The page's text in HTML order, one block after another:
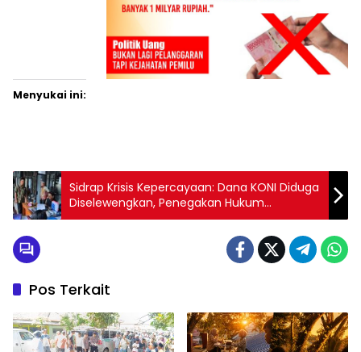
Menyukai ini:
Sidrap Krisis Kepercayaan: Dana KONI Diduga
Diselewengkan, Penegakan Hukum
Dipertanyakan” Menguap atau Sengaja
Pos Terkait